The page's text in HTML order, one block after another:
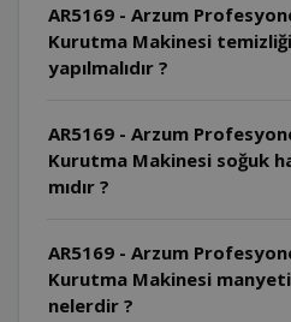
AR5169 - Arzum
Kurutma Makinesi temizliği
yapılmalıdır ?
AR5169 - Arzum
Kurutma Makinesi soğuk
mıdır ?
AR5169 - Arzum
Kurutma Makinesi
nelerdir ?